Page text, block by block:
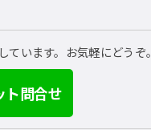
ています。お気軽にどうぞ。
ト問合せ